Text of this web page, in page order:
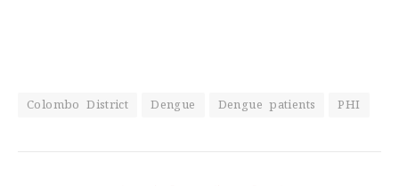
Colombo District Dengue Dengue patients PHI